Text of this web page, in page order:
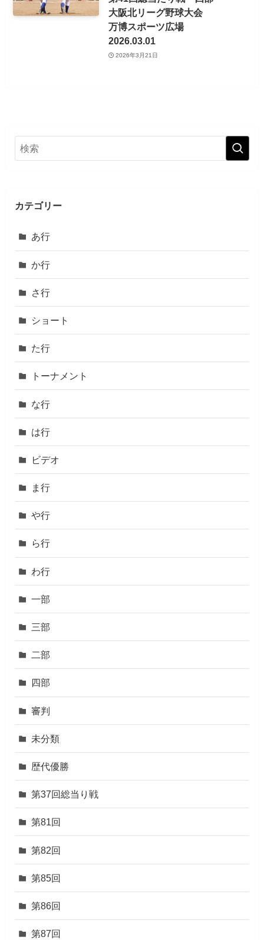
大阪北リーグ野球大会
万博スポーツ広場
2026.03.01
2026年3月21日
カテゴリー
あ行
か行
さ行
ショート
た行
トーナメント
な行
は行
ビデオ
ま行
や行
ら行
わ行
一部
三部
二部
四部
審判
未分類
歴代優勝
第37回総当り戦
第81回
第82回
第85回
第86回
第87回